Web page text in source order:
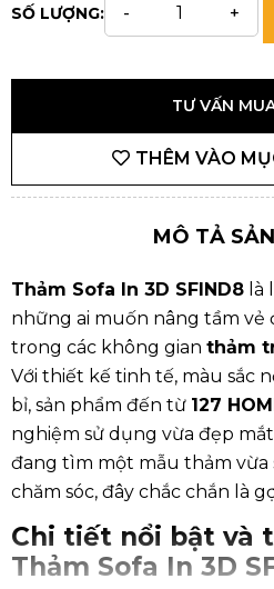
SỐ LƯỢNG:
TƯ VẤN
THÊM VÀO
MÔ TẢ
Thảm Sofa In 3D SFIND8 là
những ai muốn nâng tầm vẻ
trong các không gian thảm
Với thiết kế tinh tế, màu sắc
bỉ, sản phẩm đến từ 127
nghiệm sử dụng vừa đẹp
đang tìm một mẫu thảm vừa
chăm sóc, đây chắc chắn là
Chi tiết nổi bật và
Thảm Sofa In 3D